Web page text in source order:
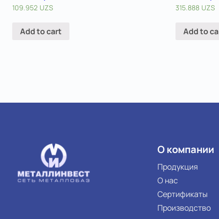
109.952 UZS
Add to cart
315.888 UZS
Add to
О компании
Продукция
О нас
Сертификаты
Производство